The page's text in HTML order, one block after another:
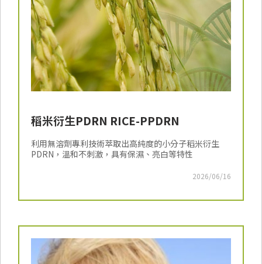
稻米衍生PDRN RICE-PPDRN
利用無溶劑專利技術萃取出高純度的小分子稻米衍生
PDRN，溫和不刺激，具有保濕、亮白等特性
2026/06/16